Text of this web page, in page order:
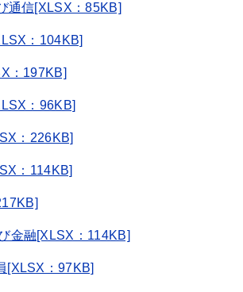
通信[XLSX：85KB]
：104KB]
：197KB]
：96KB]
：226KB]
：114KB]
金融[XLSX：114KB]
[XLSX：97KB]